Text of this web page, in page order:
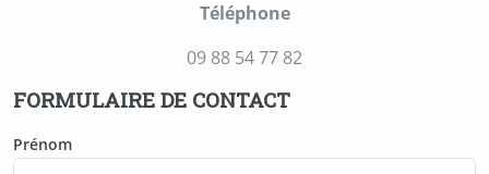
Téléphone
09 88 54 77 82
FORMULAIRE DE CONTACT
Prénom